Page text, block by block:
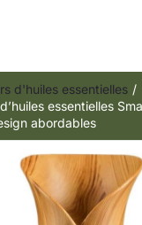
d'huiles essentielles
essentielles
abordables